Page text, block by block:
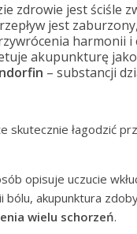
zdrowie jest ściśle
jest
harmonii
akupunkturę
– substancji
skutecznie łagodzić
opisuje uczucie
akupunktura
wielu schorzeń.